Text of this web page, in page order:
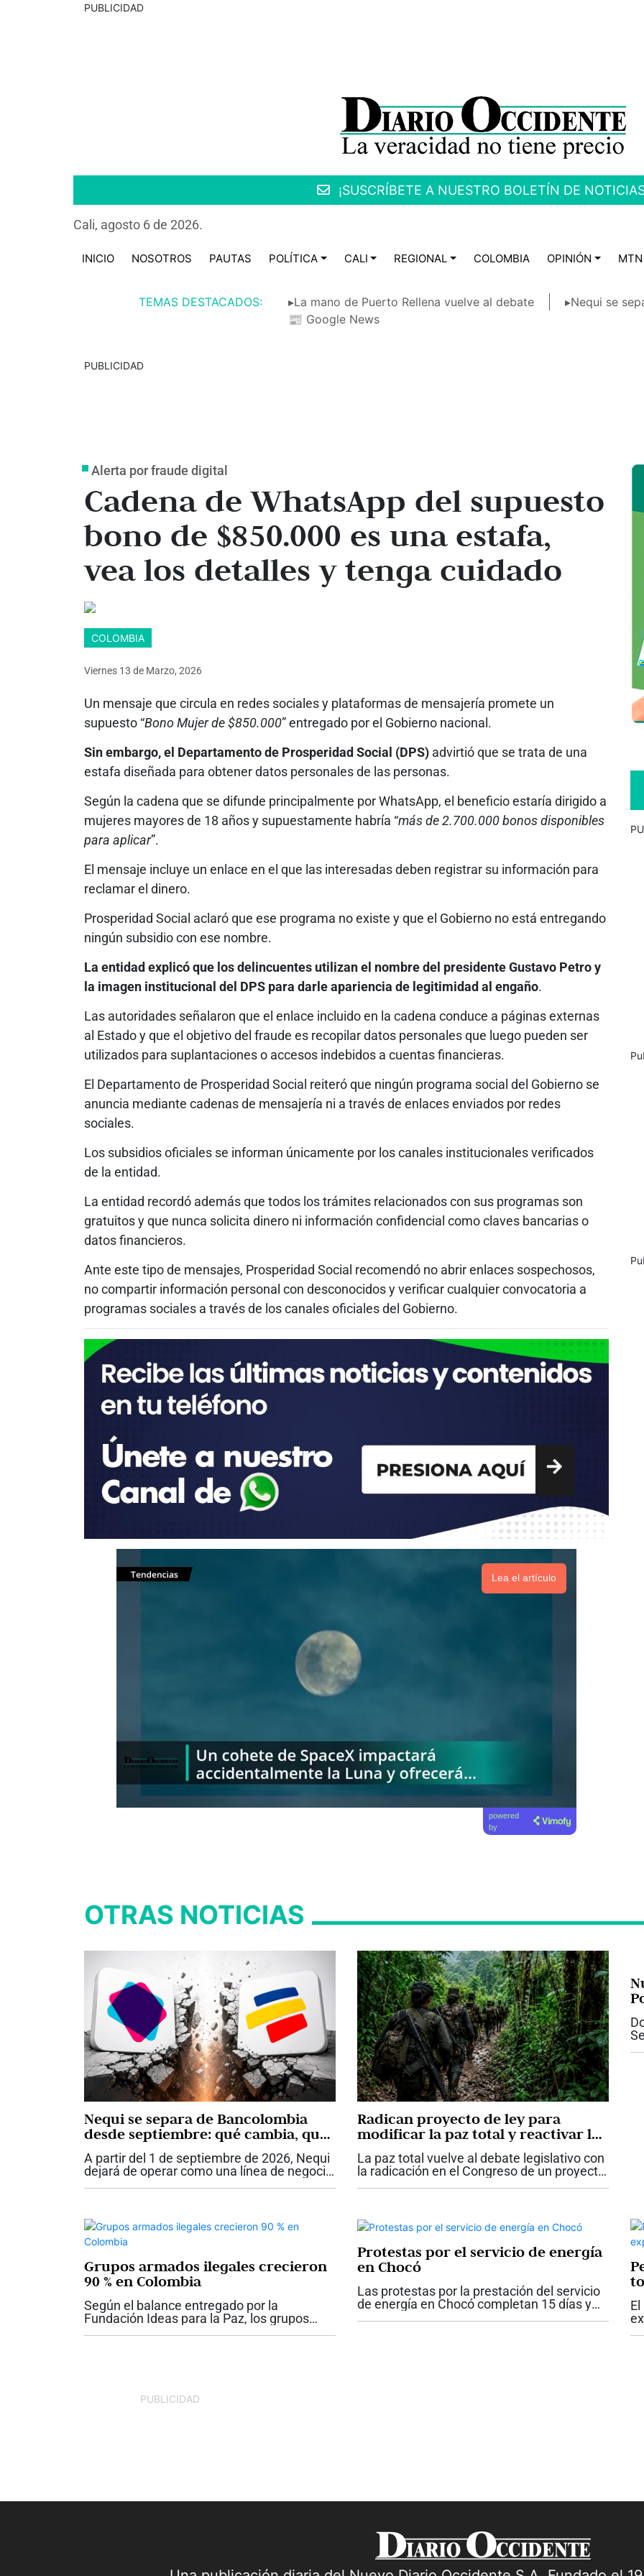
PUBLICIDAD
¡SUSCRÍBETE A NUESTRO BOLETÍN DE
Cali, agosto 6 de 2026.
INICIO NOSOTROS PAUTAS POLÍTICA CALI REGIONAL COLOMBIA OPINIÓN MTN
TEMAS DESTACADOS: ▸La mano de Puerto Rellena vuelve al debate
▸Nequi se
📰 Google News
PUBLICIDAD
Alerta por fraude digital
Cadena de WhatsApp del supuesto
bono de $850.000 es una estafa,
vea los detalles y tenga cuidado
COLOMBIA
Viernes 13 de Marzo, 2026
Un mensaje que circula en redes sociales y plataformas de mensajería promete un
supuesto “Bono Mujer de $850.000” entregado por el Gobierno nacional.
Sin embargo, el Departamento de Prosperidad Social (DPS) advirtió que se trata de una
estafa diseñada para obtener datos personales de las personas.
Según la cadena que se difunde principalmente por WhatsApp, el beneficio estaría dirigido a
mujeres mayores de 18 años y supuestamente habría “más de 2.700.000 bonos disponibles
para aplicar”.
El mensaje incluye un enlace en el que las interesadas deben registrar su información para
reclamar el dinero.
Prosperidad Social aclaró que ese programa no existe y que el Gobierno no está entregando
ningún subsidio con ese nombre.
La entidad explicó que los delincuentes utilizan el nombre del presidente Gustavo Petro y
la imagen institucional del DPS para darle apariencia de legitimidad al engaño.
Las autoridades señalaron que el enlace incluido en la cadena conduce a páginas externas
al Estado y que el objetivo del fraude es recopilar datos personales que luego pueden ser
utilizados para suplantaciones o accesos indebidos a cuentas financieras.
El Departamento de Prosperidad Social reiteró que ningún programa social del Gobierno se
anuncia mediante cadenas de mensajería ni a través de enlaces enviados por redes
sociales.
Los subsidios oficiales se informan únicamente por los canales institucionales verificados
de la entidad.
La entidad recordó además que todos los trámites relacionados con sus programas son
gratuitos y que nunca solicita dinero ni información confidencial como claves bancarias o
datos financieros.
Ante este tipo de mensajes, Prosperidad Social recomendó no abrir enlaces sospechosos,
no compartir información personal con desconocidos y verificar cualquier convocatoria a
programas sociales a través de los canales oficiales del Gobierno.
Lea el artículo
powered
by
OTRAS NOTICIAS
Nequi se separa de Bancolombia
desde septiembre: qué cambia, qué
sigue igual y qué deben tener en
cuenta los usuarios
A partir del 1 de septiembre de 2026, Nequi
dejará de operar como una línea de negocio
Radican proyecto de ley para
modificar la paz total y reactivar las
órdenes de captura suspendidas
La paz total vuelve al debate legislativo con
la radicación en el Congreso de un proyecto
Grupos armados ilegales crecieron
90 % en Colombia
Según el balance entregado por la
Fundación Ideas para la Paz, los grupos
Protestas por el servicio de energía
en Chocó
Las protestas por la prestación del servicio
de energía en Chocó completan 15 días y
mantienen bloqueos en cinco municipios
PUBLICIDAD